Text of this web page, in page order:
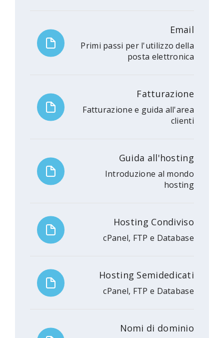
Email
Primi passi per l'utilizzo della
posta elettronica
Fatturazione
Fatturazione e guida all'area
clienti
Guida all'hosting
Introduzione al mondo
hosting
Hosting Condiviso
cPanel, FTP e Database
Hosting Semidedicati
cPanel, FTP e Database
Nomi di dominio